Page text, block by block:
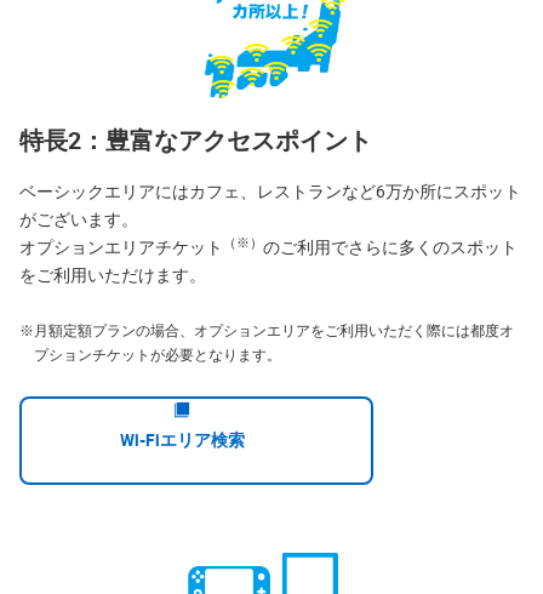
特長2：豊富なアクセスポイント
ベーシックエリアにはカフェ、レストランなど6万か所にスポット
がございます。
オプションエリアチケット
（※） のご利用でさらに多くのスポット
をご利用いただけます。
※ 月額定額プランの場合、オプションエリアをご利用いただく際には都度オ
プションチケットが必要となります。
Wi-Fiエリア検索